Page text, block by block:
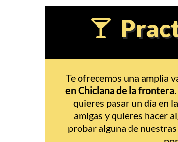
Te ofrecemos una amplia
en Chiclana de la frontera
quieres pasar un día en
amigas y quieres hacer
probar alguna de